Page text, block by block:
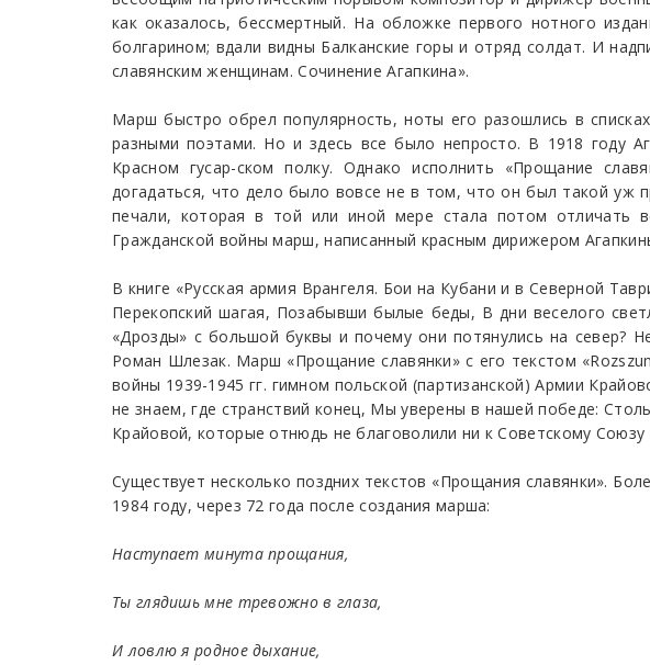
как оказалось, бессмертный. На обложке первого нотного
болгарином; вдали видны Балканские горы и отряд солдат. И
славянским женщинам. Сочинение Агапкина».
Марш быстро обрел популярность, ноты его разошлись в
разными поэтами. Но и здесь все было непросто. В 1918 году
Красном гусар-ском полку. Однако исполнить «Прощание
догадаться, что дело было вовсе не в том, что он был такой
печали, которая в той или иной мере стала потом отличать
Гражданской войны марш, написанный красным дирижером
В книге «Русская армия Врангеля. Бои на Кубани и в Северной
Перекопский шагая, Позабывши былые беды, В дни веселого
«Дрозды» с большой буквы и почему они потянулись на север?
Роман Шлезак. Марш «Прощание славянки» с его текстом
войны 1939-1945 гг. гимном польской (партизанской) Армии
не знаем, где странствий конец, Мы уверены в нашей победе:
Крайовой, которые отнюдь не благоволили ни к Советскому
Существует несколько поздних текстов «Прощания славянки».
1984 году, через 72 года после создания марша:
Наступает минута прощания,
Ты глядишь мне тревожно в глаза,
И ловлю я родное дыхание,